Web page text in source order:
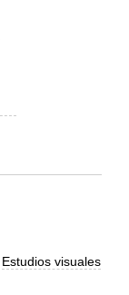
Estudios visuales